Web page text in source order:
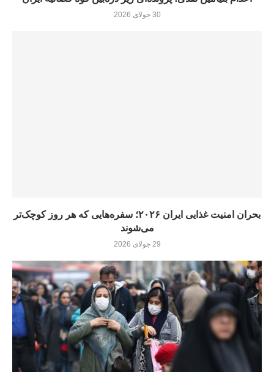
30 جولای 2026
بحران امنیت غذایی ایران ۲۰۲۶؛ سفره‌هایی که هر روز کوچک‌تر
می‌شوند
29 جولای 2026